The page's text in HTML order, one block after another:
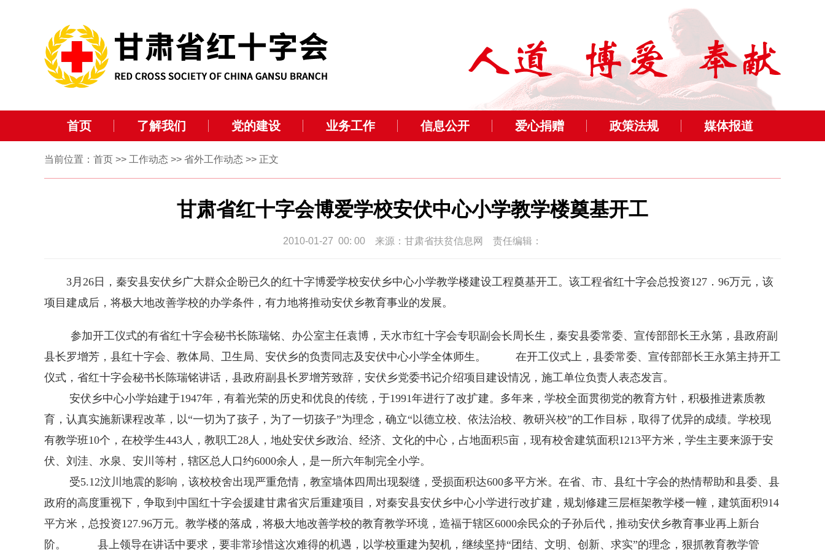
首页 了解我们 党的建设 业务工作 信息公开 爱心捐赠 政策法规 媒体报道
当前位置： 首页 >> 工作动态 >> 省外工作动态 >> 正文
甘肃省红十字会博爱学校安伏中心小学教学楼奠基开工
2010-01-27 00: 00 来源：甘肃省扶贫信息网 责任编辑：
3月26日，秦安县安伏乡广大群众企盼已久的红十字博爱学校安伏乡中心小学教学楼建设工程奠基开工。该工程省红十字会总投资127．96万元，该
项目建成后，将极大地改善学校的办学条件，有力地将推动安伏乡教育事业的发展。
参加开工仪式的有省红十字会秘书长陈瑞铭、办公室主任袁博，天水市红十字会专职副会长周长生，秦安县委常委、宣传部部长王永第，县政府副
县长罗增芳，县红十字会、教体局、卫生局、安伏乡的负责同志及安伏中心小学全体师生。 在开工仪式上，县委常委、宣传部部长王永第主持开工
仪式，省红十字会秘书长陈瑞铭讲话，县政府副县长罗增芳致辞，安伏乡党委书记介绍项目建设情况，施工单位负责人表态发言。
安伏乡中心小学始建于1947年，有着光荣的历史和优良的传统，于1991年进行了改扩建。多年来，学校全面贯彻党的教育方针，积极推进素质教
育，认真实施新课程改革，以“一切为了孩子，为了一切孩子”为理念，确立“以德立校、依法治校、教研兴校”的工作目标，取得了优异的成绩。学校现
有教学班10个，在校学生443人，教职工28人，地处安伏乡政治、经济、文化的中心，占地面积5亩，现有校舍建筑面积1213平方米，学生主要来源于安
伏、刘洼、水泉、安川等村，辖区总人口约6000余人，是一所六年制完全小学。
受5.12汶川地震的影响，该校校舍出现严重危情，教室墙体四周出现裂缝，受损面积达600多平方米。在省、市、县红十字会的热情帮助和县委、县
政府的高度重视下，争取到中国红十字会援建甘肃省灾后重建项目，对秦安县安伏乡中心小学进行改扩建，规划修建三层框架教学楼一幢，建筑面积914
平方米，总投资127.96万元。教学楼的落成，将极大地改善学校的教育教学环境，造福于辖区6000余民众的子孙后代，推动安伏乡教育事业再上新台
阶。 县上领导在讲话中要求，要非常珍惜这次难得的机遇，以学校重建为契机，继续坚持“团结、文明、创新、求实”的理念，狠抓教育教学管